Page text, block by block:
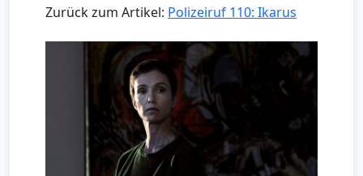
Zurück zum Artikel: Polizeiruf 110: Ikarus